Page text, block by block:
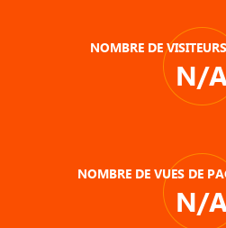
NOMBRE DE
N/
NOMBRE DE VUES DE
N/